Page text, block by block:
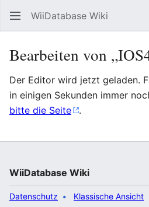
WiiDatabase Wiki
Bearbeiten von
Der Editor wird jetzt geladen.
in einigen Sekunden immer
bitte die Seite
.
WiiDatabase Wiki
Datenschutz Klassische Ansicht